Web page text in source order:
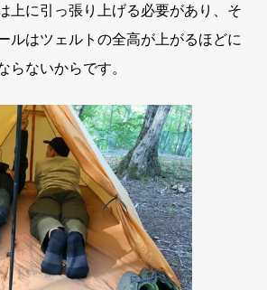
上に引っ張り上げる必要があり、そ
ルはツェルトの全高が上がるほどに
らないからです。